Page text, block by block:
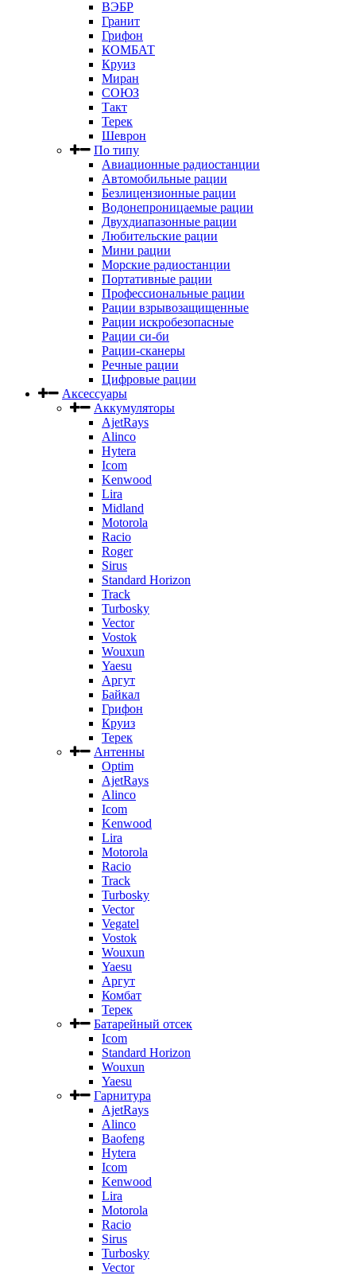
ВЭБР
Гранит
Грифон
КОМБАТ
Круиз
Миран
СОЮЗ
Такт
Терек
Шеврон
По типу
Авиационные радиостанции
Автомобильные рации
Безлицензионные рации
Водонепроницаемые рации
Двухдиапазонные рации
Любительские рации
Мини рации
Морские радиостанции
Портативные рации
Профессиональные рации
Рации взрывозащищенные
Рации искробезопасные
Рации си-би
Рации-сканеры
Речные рации
Цифровые рации
Аксессуары
Аккумуляторы
AjetRays
Alinco
Hytera
Icom
Kenwood
Lira
Midland
Motorola
Racio
Roger
Sirus
Standard Horizon
Track
Turbosky
Vector
Vostok
Wouxun
Yaesu
Аргут
Байкал
Грифон
Круиз
Терек
Антенны
Optim
AjetRays
Alinco
Icom
Kenwood
Lira
Motorola
Racio
Track
Turbosky
Vector
Vegatel
Vostok
Wouxun
Yaesu
Аргут
Комбат
Терек
Батарейный отсек
Icom
Standard Horizon
Wouxun
Yaesu
Гарнитура
AjetRays
Alinco
Baofeng
Hytera
Icom
Kenwood
Lira
Motorola
Racio
Sirus
Turbosky
Vector